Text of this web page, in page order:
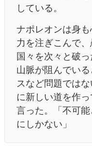
している。
ナポレオンは身
力を注ぎこんで
国々を次々と破
山脈が阻んでい
スなど問題では
に新しい道を作
言った。「不可
にしかない」